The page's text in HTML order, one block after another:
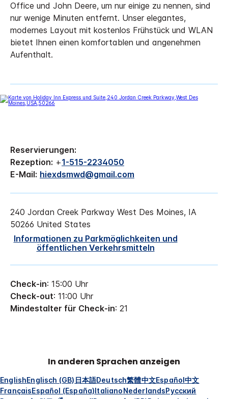
Office und John Deere, um nur einige zu nennen, sind
nur wenige Minuten entfernt. Unser elegantes,
modernes Layout mit kostenlos Frühstück und WLAN
bietet Ihnen einen komfortablen und angenehmen
Aufenthalt.
Reservierungen:
Rezeption: +1-515-2234050
E-Mail: hiexdsmwd@gmail.com
240 Jordan Creek Parkway West Des Moines, IA
50266 United States
Informationen zu Parkmöglichkeiten und
öffentlichen Verkehrsmitteln
Check-in: 15:00 Uhr
Check-out: 11:00 Uhr
Mindestalter für Check-in: 21
In anderen Sprachen anzeigen
EnglishEnglisch (GB) 日本語Deutsch繁體中文Español中文
FrançaisEspañol (España)ItalianoNederlandsРусский